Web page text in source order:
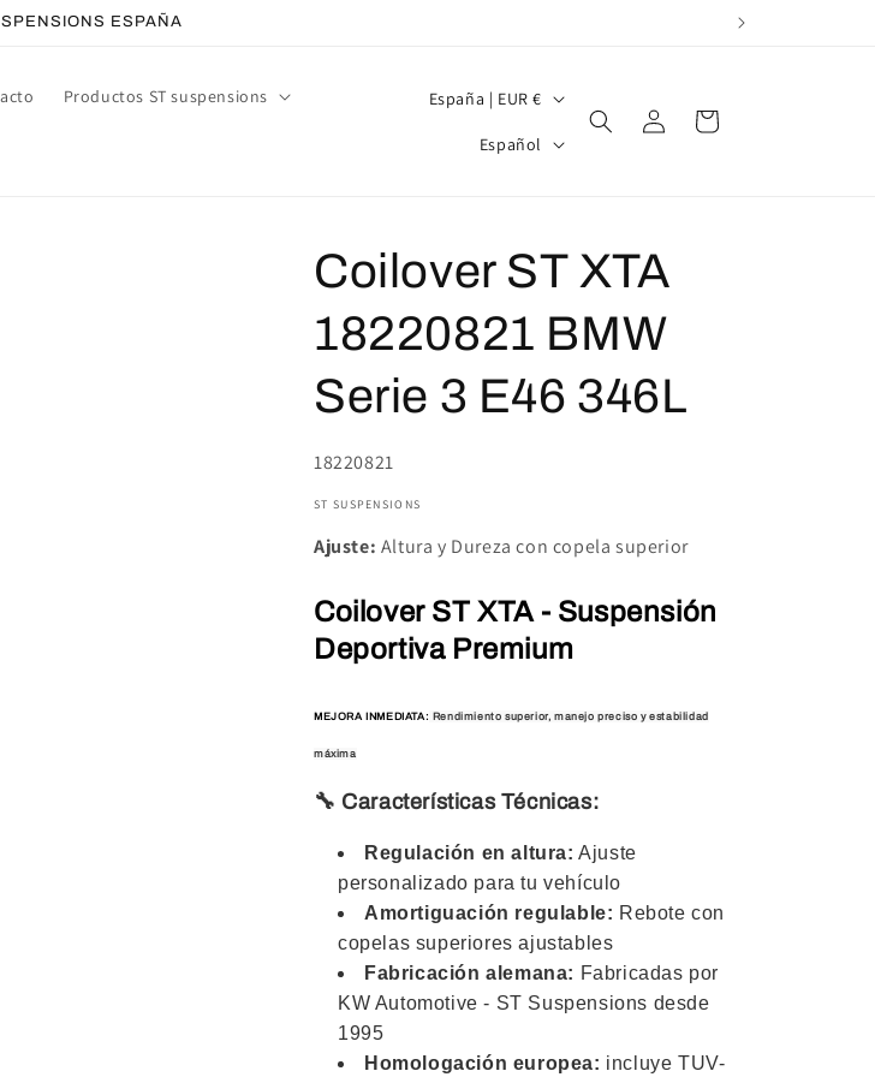
ESPAÑA
Productos ST suspensions
P
r
e
g
i
España | EUR €
m
a
Español
Iniciar
sesión
Carrito
Coilover ST XTA
18220821 BMW
Serie 3 E46 346L
SKU:
18220821
ST SUSPENSIONS
Ajuste: Altura y Dureza con copela superior
Coilover ST XTA - Suspensión
Deportiva Premium
MEJORA INMEDIATA: Rendimiento superior, manejo preciso y estabilidad
máxima
🔧 Características Técnicas:
Regulación en altura: Ajuste
personalizado para tu vehículo
Amortiguación regulable: Rebote con
copelas superiores ajustables
Fabricación alemana: Fabricadas por
KW Automotive - ST Suspensions desde
1995
Homologación europea: incluye TUV-